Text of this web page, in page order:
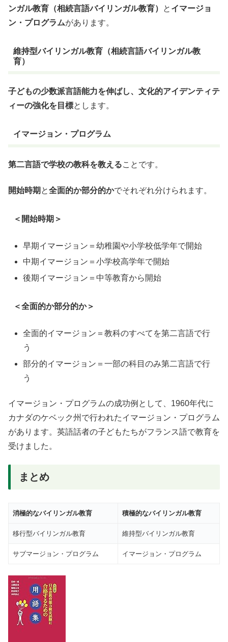
ンガル教育（相続言語バイリンガル教育）
と イマージョ
ン・プログラムがあります。
維持型バイリンガル教育（相続言語バイリンガル教
育）
子どもの少数派言語能力を伸ばし、文化的アイデンティテ
ィーの強化を目標とします。
イマージョン・プログラム
第二言語で学校の教科を教えることです。
開始時期 と全面的か部分的かでそれぞれ分けられます。
＜開始時期＞
早期イマージョン＝幼稚園や小学校低学年で開始
中期イマージョン＝小学校高学年で開始
後期イマージョン＝中等教育から開始
＜全面的か部分的か＞
全面的イマージョン＝教科のすべてを第二言語で行
う
部分的イマージョン＝一部の科目のみ第二言語で行
う
イマージョン・プログラムの成功例として、1960年代に
カナダのケベック州で行われたイマージョン・プログラム
があります。英語話者の子どもたちがフランス語で教育を
受けました。
まとめ
消極的なバイリンガル教育 積極的なバイリンガル教育
移行型バイリンガル教育 維持型バイリンガル教育
サブマージョン・プログラム イマージョン・プログラム